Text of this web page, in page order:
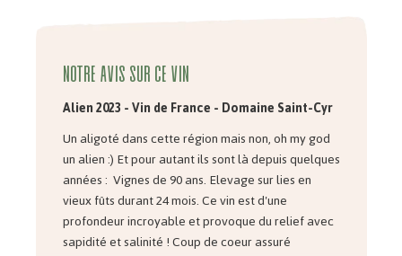
Notre avis sur ce vin
Alien 2023 - Vin de France - Domaine Saint-Cyr
Un aligoté dans cette région mais non, oh my god
un alien :) Et pour autant ils sont là depuis quelques
années : Vignes de 90 ans. Elevage sur lies en
vieux fûts durant 24 mois. Ce vin est d'une
profondeur incroyable et provoque du relief avec
sapidité et salinité ! Coup de coeur assuré